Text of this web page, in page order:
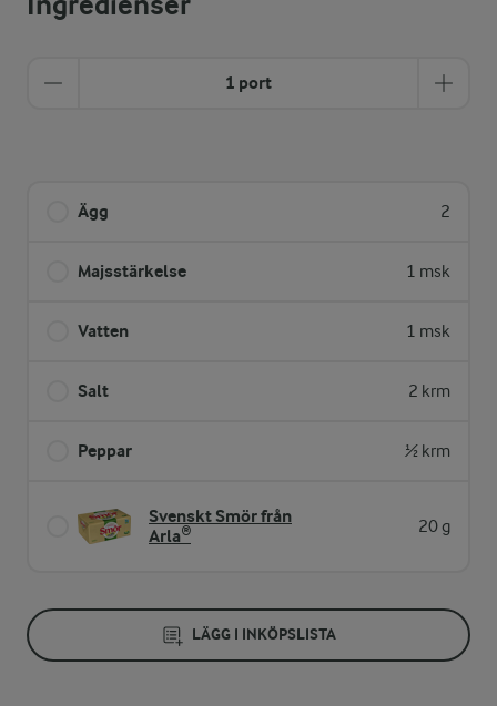
1 port
Ägg 2
Majsstärkelse 1 msk
Vatten 1 msk
Salt 2 krm
Peppar ½ krm
Svenskt Smör från
Arla®
20 g
LÄGG I INKÖPSLISTA